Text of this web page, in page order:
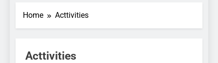
กิจกรรมเฉลิมพระชนมพรรษา ร.10
Home Acttivities
Acttivities